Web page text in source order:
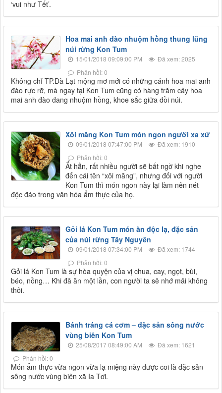
‘vui như Tết’.
Hoa mai anh đào nhuộm hồng thung lũng
núi rừng Kon Tum
15/01/2018 09:09:00 PM
Đã xem: 2025
Phản hồi: 0
Không chỉ TP.Đà Lạt mộng mơ mới có những cánh hoa mai anh
đào rực rỡ, mà ngay tại Kon Tum cũng có hàng trăm cây hoa
mai anh đào đang nhuộm hồng, khoe sắc giữa đồi núi.
Xôi măng Kon Tum món ngon người xa xứ
09/01/2018 07:47:00 PM
Đã xem: 1910
Phản hồi: 0
Ắt hẳn, rất nhiều người sẽ bất ngờ khi nghe
đến cái tên “xôi măng”, nhưng đối với người
Kon Tum thì món ngon này lại làm nên nét
độc đáo trong văn hóa ẩm thực của họ.
Gỏi lá Kon Tum món ăn độc lạ, đặc sản
của núi rừng Tây Nguyên
09/01/2018 07:34:00 PM
Đã xem: 1744
Phản hồi: 0
Gỏi lá Kon Tum là sự hòa quyện của vị chua, cay, ngọt, bùi,
béo, nồng… Khi đã ăn một lần, con người ta sẽ nhớ mãi không
thôi.
Bánh tráng cá cơm – đặc sản sông nước
vùng biên Kon Tum
25/08/2017 08:49:00 AM
Đã xem: 1621
Phản hồi: 0
Món ẩm thực vừa ngon vừa lạ miệng này được coi là đặc sản
sông nước vùng biên xã Ia Tơi.